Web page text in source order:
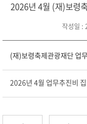
2026년 4월 (재)보령
작성일 :
(재)보령축제관광재단 업
2026년 4월 업무추진비